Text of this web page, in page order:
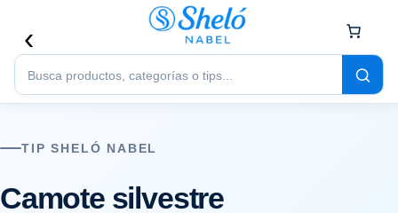
Buscar
productos
TIP SHELÓ NABEL
Camote silvestre